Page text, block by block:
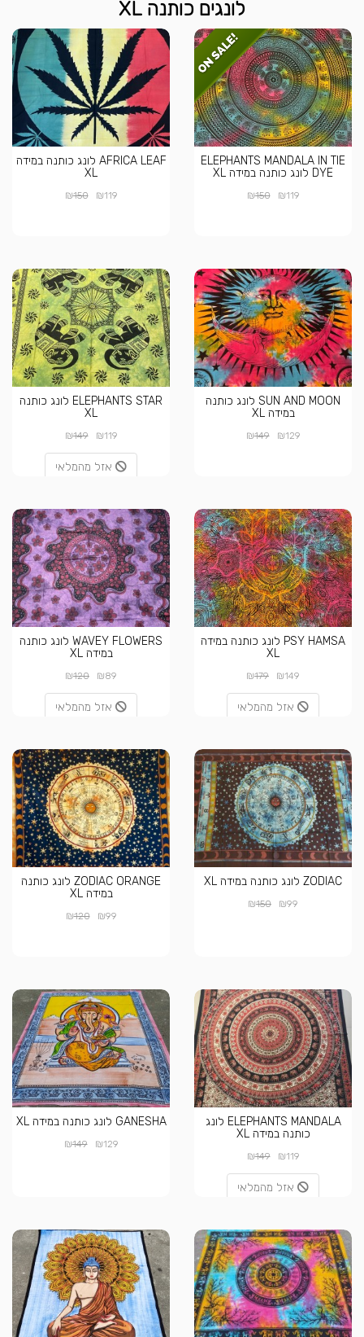
לונגים כותנה XL
ELEPHANTS MANDALA IN TIE
DYE לונג כותנה במידה XL
₪119
₪150
AFRICA LEAF לונג כותנה במידה
XL
₪119
₪150
SUN AND MOON לונג כותנה
במידה XL
₪129
₪149
ELEPHANTS STAR לונג כותנה
XL
₪119
₪149
אזל מהמלאי
PSY HAMSA לונג כותנה במידה
XL
₪149
₪179
אזל מהמלאי
WAVEY FLOWERS לונג כותנה
במידה XL
₪89
₪120
אזל מהמלאי
ZODIAC לונג כותנה במידה XL
₪99
₪150
ZODIAC ORANGE לונג כותנה
במידה XL
₪99
₪120
ELEPHANTS MANDALA לונג
כותנה במידה XL
₪119
₪149
אזל מהמלאי
GANESHA לונג כותנה במידה XL
₪129
₪149